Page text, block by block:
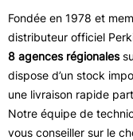
Fondée en 1978 et
distributeur officiel
8 agences régionales
dispose d’un stock
une livraison rapide
Notre équipe de
vous conseiller sur le